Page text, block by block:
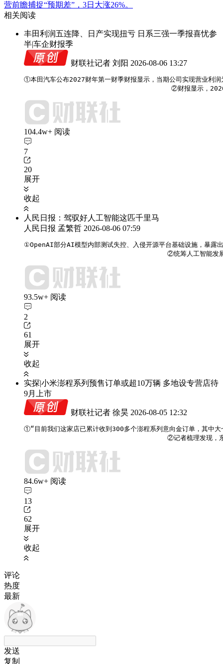
营前瞻捕捉“预期差”，3日大涨26%。
相关阅读
丰田利润五连降、日产实现扭亏 日系三强一季报喜忧参
半|车企财报季
财联社记者 刘阳 2026-08-06 13:27
①本田汽车公布2027财年第一财季财报显示，当期公司实现营业
②财报显示，2026年
104.4w+ 阅读
7
20
展开
收起
人民日报：驾驭好人工智能这匹千里马
人民日报 孟繁哲 2026-08-06 07:59
①OpenAI部分AI模型内部测试失控、入侵开源平台基础设施，暴露
②统筹人工智能发展与
93.5w+ 阅读
2
61
展开
收起
实探|小米澎程系列预售订单或超10万辆 多地设专营店待
9月上市
财联社记者 徐昊 2026-08-05 12:32
①“目前我们这家店已累计收到300多个澎程系列意向金订单，其中
②记者梳理发现，东莞
84.6w+ 阅读
13
62
展开
收起
评论
热度
最新
发送
复制